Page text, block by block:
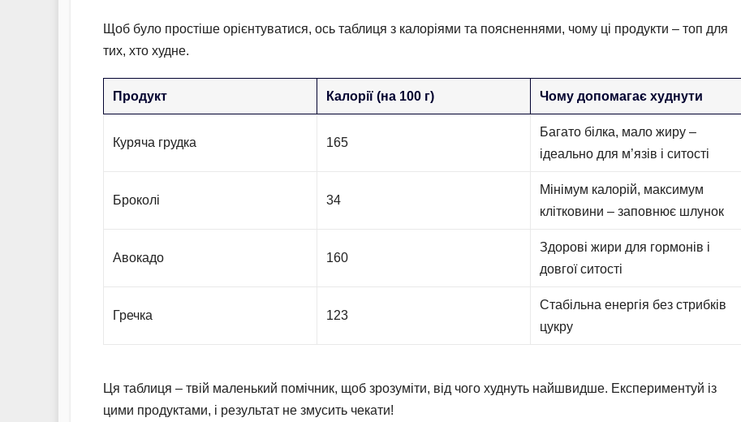
Щоб було простіше орієнтуватися, ось таблиця з калоріями та поясненнями, чому ці продукти – топ для
тих, хто худне.
Продукт Калорії (на 100 г) Чому допомагає худнути
Куряча грудка 165
Багато білка, мало жиру –
ідеально для м’язів і ситості
Броколі 34
Мінімум калорій, максимум
клітковини – заповнює шлунок
Авокадо 160
Здорові жири для гормонів і
довгої ситості
Гречка 123
Стабільна енергія без стрибків
цукру
Ця таблиця – твій маленький помічник, щоб зрозуміти, від чого худнуть найшвидше. Експериментуй із
цими продуктами, і результат не змусить чекати!